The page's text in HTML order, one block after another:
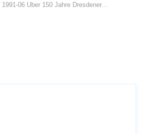
06 Uber 150 Jahre Dresdener…